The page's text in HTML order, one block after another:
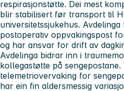
respirasjonstøtte. Dei mest
blir stabilisert før transport til
universitetssjukehus.
postoperativ oppvakingspost
og har ansvar for drift av
Avdelinga bidrar inn i
kollegastøtte på sengepostane.
telemetriovervaking for
har ein fin aldersmessig